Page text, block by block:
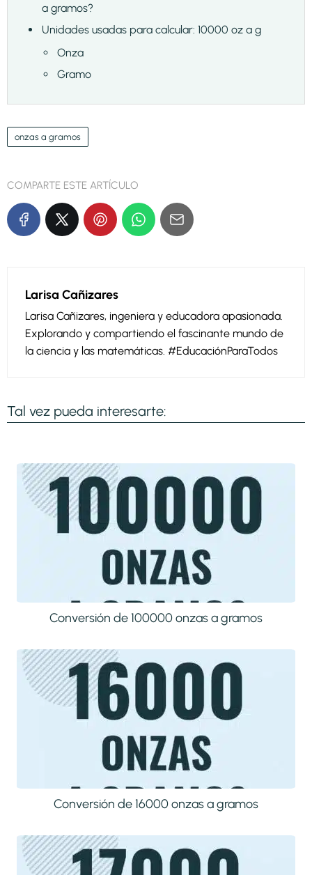
a gramos?
Unidades usadas para calcular: 10000 oz a g
Onza
Gramo
onzas a gramos
COMPARTE ESTE ARTÍCULO
Larisa Cañizares
Larisa Cañizares, ingeniera y educadora apasionada.
Explorando y compartiendo el fascinante mundo de
la ciencia y las matemáticas. #EducaciónParaTodos
Tal vez pueda interesarte:
Conversión de 100000 onzas a gramos
Conversión de 16000 onzas a gramos